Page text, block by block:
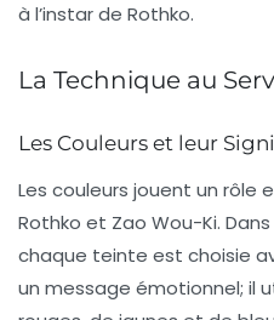
à l’instar de Rothko.
La Technique au
Les Couleurs et leur
Les couleurs jouent un rôle
Rothko et Zao Wou-Ki.
chaque teinte est choisie
un message émotionnel; il